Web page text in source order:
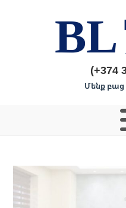
BL
(+374
Մենք բաց